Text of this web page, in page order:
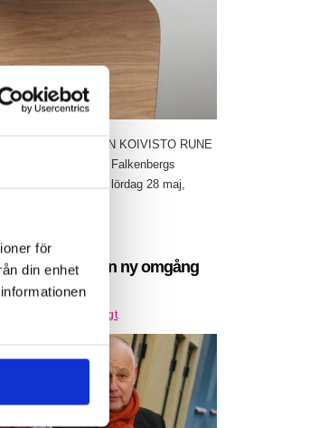
för
din enhet
2015 CLAESSON KOIVISTO RUNE
2016 Utställning på Falkenbergs
Vernissage, lördag 28 maj,
är igång med en ny omgång
2016 Övrigt.